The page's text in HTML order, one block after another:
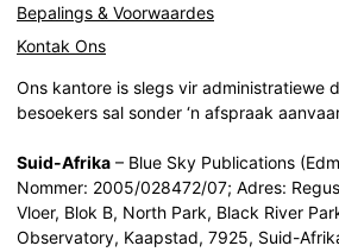
Bepalings & Voorwaardes
Kontak Ons
Ons kantore is slegs vir administratiewe
besoekers sal sonder ‘n afspraak
Suid-Afrika – Blue Sky Publications
Nommer: 2005/028472/07; Adres:
Vloer, Blok B, North Park, Black River
Observatory, Kaapstad, 7925, Suid-